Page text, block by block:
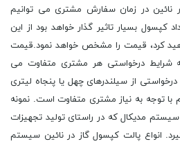
در زمان سفارش مشتری می توانیم
کپسول بسیار تاثیر گذار خواهد بود از این
کرد، قیمت را مشخص خواهد نمود.قیمت
شرایط درخواستی هر مشتری متفاوت می
از سیلندرهای چهل یا پنجاه لیتری
توجه به نیاز مشتری متفاوت است. نمونه
مدیکال که در راستای تولید تجهیزات
انواع پالت کپسول گاز در نائین سیستم